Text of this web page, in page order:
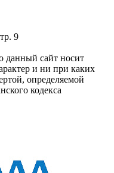
9
данный сайт носит
и ни при каких
определяемой
кодекса